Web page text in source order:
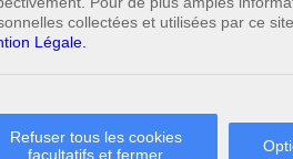
collectées et utilisées par ce
Légale.
Refuser tous les cookies
facultatifs et fermer
Le